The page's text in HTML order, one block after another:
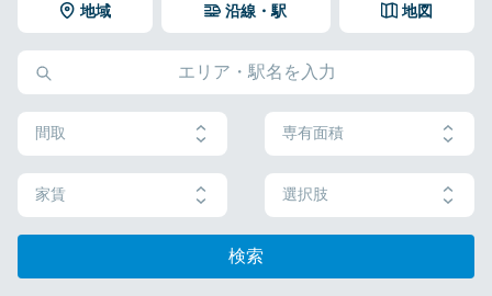
地域 地図
沿線・駅
間取 専有面積
家賃 選択肢
検索